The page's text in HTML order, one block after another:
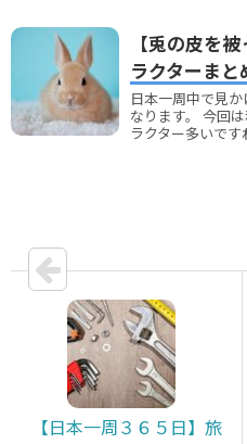
【兎の皮を
ラクターまと
日本一周中で見
なります。 今回
ラクター多いです
【日本一周３６５日】旅